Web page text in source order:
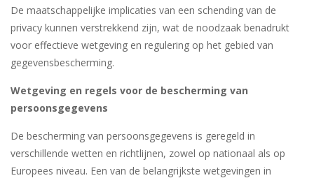
De maatschappelijke implicaties van een schending van de
privacy kunnen verstrekkend zijn, wat de noodzaak benadrukt
voor effectieve wetgeving en regulering op het gebied van
gegevensbescherming.
Wetgeving en regels voor de bescherming van
persoonsgegevens
De bescherming van persoonsgegevens is geregeld in
verschillende wetten en richtlijnen, zowel op nationaal als op
Europees niveau. Een van de belangrijkste wetgevingen in